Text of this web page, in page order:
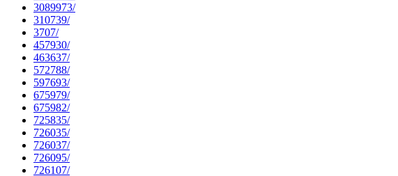
3089973/
310739/
3707/
457930/
463637/
572788/
597693/
675979/
675982/
725835/
726035/
726037/
726095/
726107/